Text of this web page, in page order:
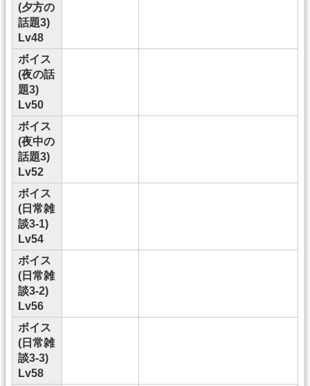
(夕方の
話題3)
Lv48
ボイス
(夜の話
題3)
Lv50
ボイス
(夜中の
話題3)
Lv52
ボイス
(日常雑
談3-1)
Lv54
ボイス
(日常雑
談3-2)
Lv56
ボイス
(日常雑
談3-3)
Lv58